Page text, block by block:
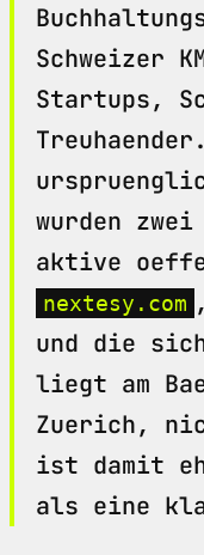
Schweizer
Startups,
wurden
aktive
nextesy.com
und die
liegt am
Zuerich,
ist damit
als eine